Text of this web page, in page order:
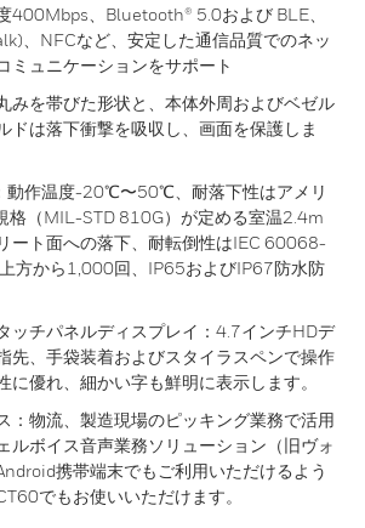
400Mbps、Bluetooth® 5.0および BLE、
、NFCなど、安定した通信品質でのネッ
ミュニケーションをサポート
みを帯びた形状と、本体外周およびベゼル
ドは落下衝撃を吸収し、画面を保護しま
動作温度-20℃〜50℃、耐落下性はアメリ
格（MIL-STD 810G）が定める室温2.4m
ート面への落下、耐転倒性はIEC 60068-
方から1,000回、IP65およびIP67防水防
ッチパネルディスプレイ：4.7インチHDデ
先、手袋装着およびスタイラスペンで操作
に優れ、細かい字も鮮明に表示します。
：物流、製造現場のピッキング業務で活用
ルボイス音声業務ソリューション（旧ヴォ
携帯端末でもご利用いただけるよう
でもお使いいただけます。